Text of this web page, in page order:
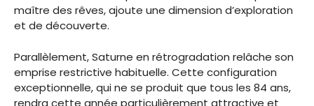
maître des rêves, ajoute une dimension d’exploration
et de découverte.
Parallèlement, Saturne en rétrogradation relâche son
emprise restrictive habituelle. Cette configuration
exceptionnelle, qui ne se produit que tous les 84 ans,
rendra cette année particulièrement attractive et